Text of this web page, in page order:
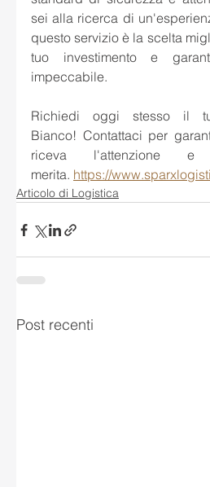
sei alla ricerca di
questo servizio è la scelta
tuo investimento e
impeccabile.
Richiedi oggi stesso il
Bianco! Contattaci per
riceva l'attenzione
merita. https://
Articolo di Logistica
Post recenti